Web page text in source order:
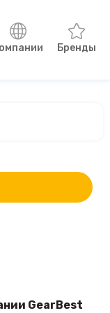
Бренды
GearBest